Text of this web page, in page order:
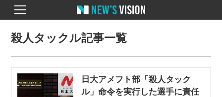
殺人タックル記事一覧
日大アメフト部「殺人タック
ル」命令を実行した選手に責任